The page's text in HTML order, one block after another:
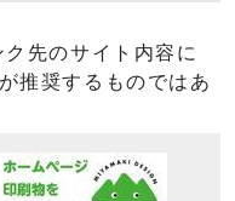
先のサイト内容に
推奨するものではあ